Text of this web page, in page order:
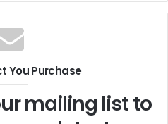
You Purchase
mailing list to